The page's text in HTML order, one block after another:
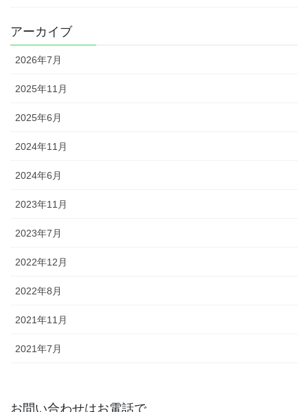
アーカイブ
2026年7月
2025年11月
2025年6月
2024年11月
2024年6月
2023年11月
2023年7月
2022年12月
2022年8月
2021年11月
2021年7月
お問い合わせはお電話で